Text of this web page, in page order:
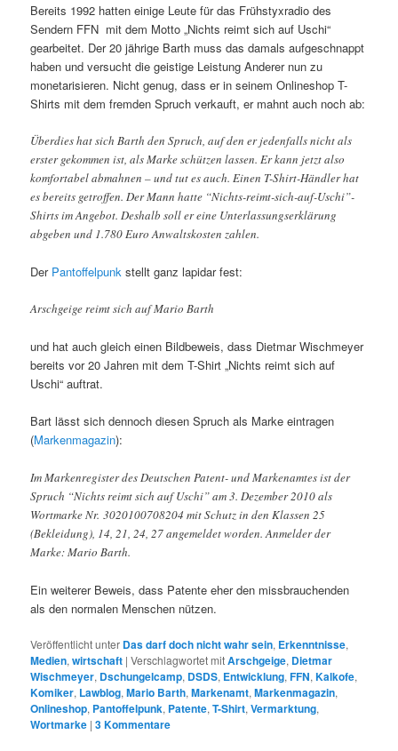
Bereits 1992 hatten einige Leute für das Frühstyxradio des
Sendern FFN mit dem Motto „Nichts reimt sich auf Uschi“
gearbeitet. Der 20 jährige Barth muss das damals aufgeschnappt
haben und versucht die geistige Leistung Anderer nun zu
monetarisieren. Nicht genug, dass er in seinem Onlineshop T-
Shirts mit dem fremden Spruch verkauft, er mahnt auch noch ab:
Überdies hat sich Barth den Spruch, auf den er jedenfalls nicht als
erster gekommen ist, als Marke schützen lassen. Er kann jetzt also
komfortabel abmahnen – und tut es auch. Einen T-Shirt-Händler hat
es bereits getroffen. Der Mann hatte “Nichts-reimt-sich-auf-Uschi”-
Shirts im Angebot. Deshalb soll er eine Unterlassungserklärung
abgeben und 1.780 Euro Anwaltskosten zahlen.
Der Pantoffelpunk stellt ganz lapidar fest:
Arschgeige reimt sich auf Mario Barth
und hat auch gleich einen Bildbeweis, dass Dietmar Wischmeyer
bereits vor 20 Jahren mit dem T-Shirt „Nichts reimt sich auf
Uschi“ auftrat.
Bart lässt sich dennoch diesen Spruch als Marke eintragen
(Markenmagazin):
Im Markenregister des Deutschen Patent- und Markenamtes ist der
Spruch “Nichts reimt sich auf Uschi” am 3. Dezember 2010 als
Wortmarke Nr. 3020100708204 mit Schutz in den Klassen 25
(Bekleidung), 14, 21, 24, 27 angemeldet worden. Anmelder der
Marke: Mario Barth.
Ein weiterer Beweis, dass Patente eher den missbrauchenden
als den normalen Menschen nützen.
Veröffentlicht unter Das darf doch nicht wahr sein, Erkenntnisse,
Medien,wirtschaft |Verschlagwortet mitArschgeige, Dietmar
Wischmeyer, Dschungelcamp, DSDS, Entwicklung,FFN,Kalkofe,
Komiker, Lawblog,Mario Barth,Markenamt,Markenmagazin,
Onlineshop, Pantoffelpunk, Patente,T-Shirt,Vermarktung,
Wortmarke |3Kommentare